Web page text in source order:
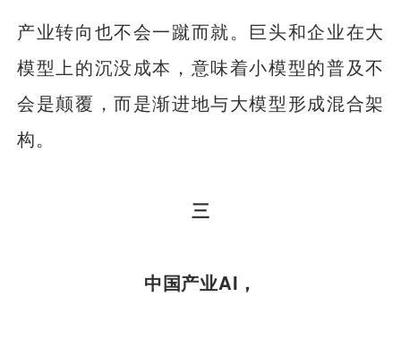
产业转向也不会一蹴而就。巨头和企业在大
模型上的沉没成本，意味着小模型的普及不
会是颠覆，而是渐进地与大模型形成混合架
构。
三
中国产业AI，